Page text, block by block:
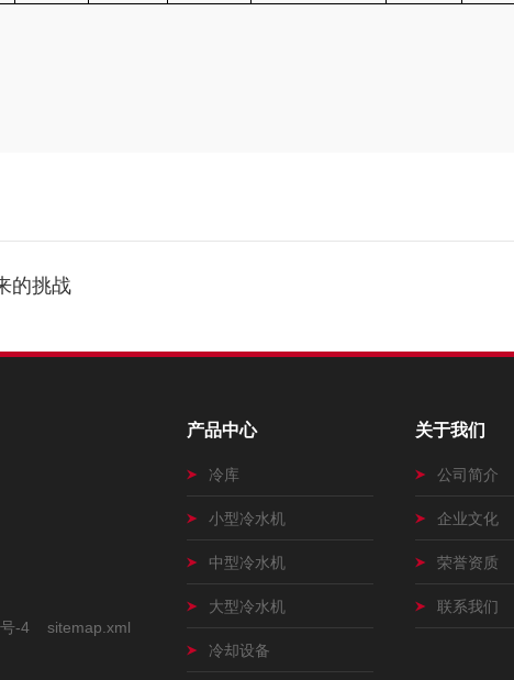
的挑战
-4 sitemap.xml
产品中心
冷库
小型冷水机
中型冷水机
大型冷水机
冷却设备
关于我们
公司简介
企业文化
荣誉资质
联系我们